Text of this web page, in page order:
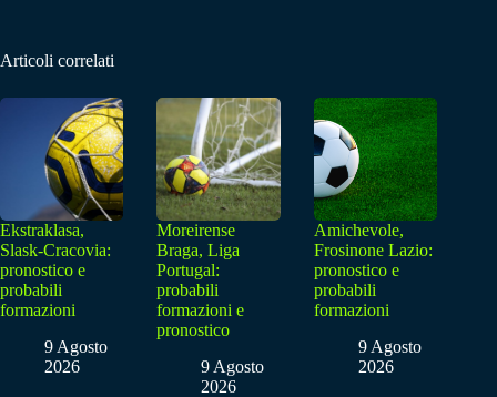
Articoli correlati
Ekstraklasa,
Slask-Cracovia:
pronostico e
probabili
formazioni
9 Agosto
2026
Moreirense
Braga, Liga
Portugal:
probabili
formazioni e
pronostico
9 Agosto
2026
Amichevole,
Frosinone Lazio:
pronostico e
probabili
formazioni
9 Agosto
2026